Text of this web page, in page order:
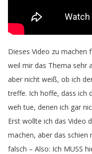
Dieses Video zu machen
weil mir das Thema sehr
aber nicht weiß, ob ich
treffe. Ich hoffe, dass ich
weh tue, denen ich gar
Erst wollte ich das Video
machen, aber das schien
falsch – Also: Ich MUSS